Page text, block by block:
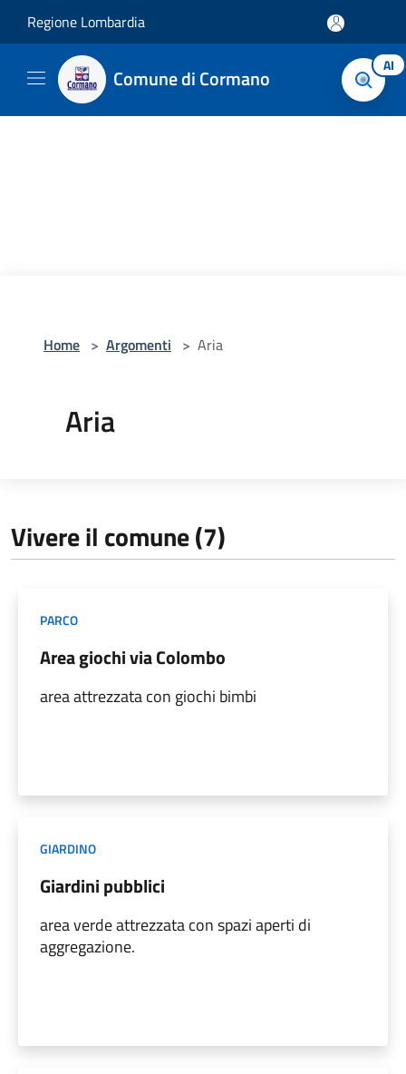
Regione Lombardia
Comune di Cormano AI
Home > Argomenti > Aria
Aria
Vivere il comune (7)
PARCO
Area giochi via Colombo
area attrezzata con giochi bimbi
GIARDINO
Giardini pubblici
area verde attrezzata con spazi aperti di
aggregazione.